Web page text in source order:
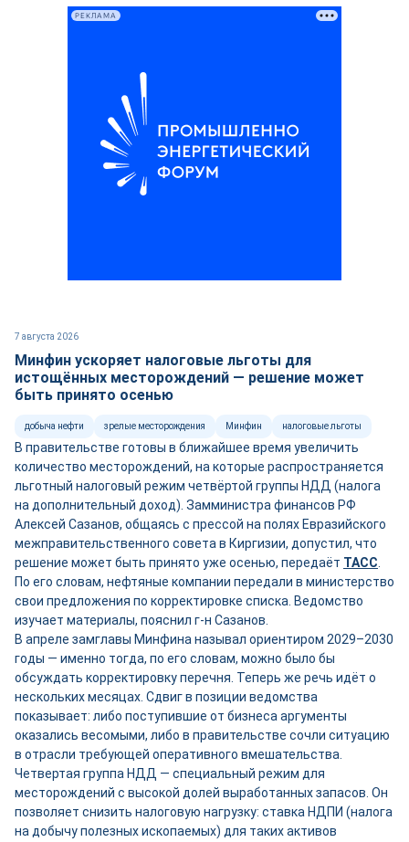
7 августа 2026
Минфин ускоряет налоговые льготы для
истощённых месторождений — решение может
быть принято осенью
добыча нефти зрелые месторождения Минфин налоговые льготы
В правительстве готовы в ближайшее время увеличить
количество месторождений, на которые распространяется
льготный налоговый режим четвёртой группы НДД (налога
на дополнительный доход). Замминистра финансов РФ
Алексей Сазанов, общаясь с прессой на полях Евразийского
межправительственного совета в Киргизии, допустил, что
решение может быть принято уже осенью, передаёт ТАСС
По его словам, нефтяные компании передали в министерство
свои предложения по корректировке списка. Ведомство
изучает материалы, пояснил г-н Сазанов.
В апреле замглавы Минфина называл ориентиром 2029–2030
годы — именно тогда, по его словам, можно было бы
обсуждать корректировку перечня. Теперь же речь идёт о
нескольких месяцах. Сдвиг в позиции ведомства
показывает: либо поступившие от бизнеса аргументы
оказались весомыми, либо в правительстве сочли ситуацию
в отрасли требующей оперативного вмешательства.
Четвертая группа НДД — специальный режим для
месторождений с высокой долей выработанных запасов. Он
позволяет снизить налоговую нагрузку: ставка НДПИ (налога
на добычу полезных ископаемых) для таких активов
РЕКЛАМА